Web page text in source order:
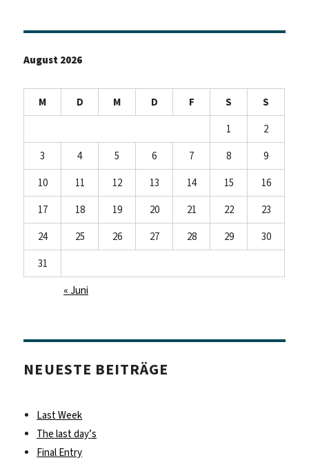
August 2026
M D M D F S
S
1
2
3
4 5 6 7 8
9
10
11 12 13 14 15
16
17
18 19 20 21 22
23
24
25 26 27 28 29
30
31
« Juni
NEUESTE BEITRÄGE
Last Week
The last day’s
Final Entry